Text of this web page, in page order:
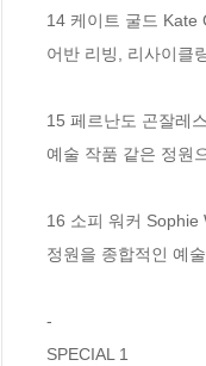
14 케이트 굴드 Kate
어반 리빙, 리사이클
15 페르난도 곤잘레
예술 작품 같은 정원
16 소피 워커 Sophie
정원을 종합적인 예
-
SPECIAL 1